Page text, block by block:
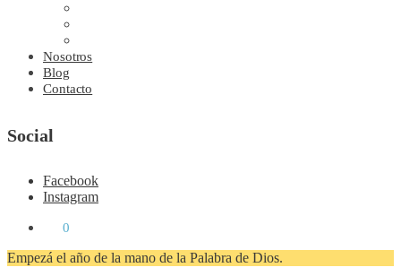
Nosotros
Blog
Contacto
Social
Facebook
Instagram
0
Empezá el año de la mano de la Palabra de Dios.